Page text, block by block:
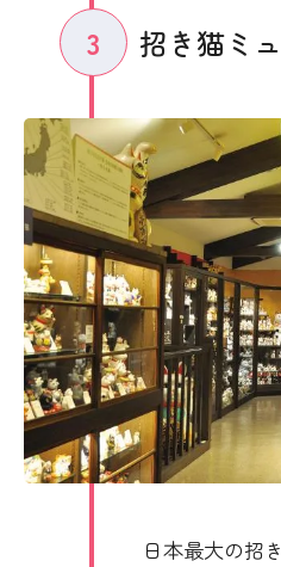
3 招き猫ミ
日本最大の招